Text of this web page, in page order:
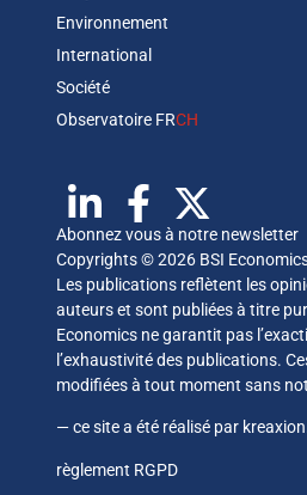
Environnement
International
Société
Observatoire FRCH
Abonnez vous à notre newsletter
Copyrights © 2026 BSI
Les publications reflètent les
auteurs et sont publiées à titre
Economics ne garantit pas
l’exhaustivité des publications.
modifiées à tout moment sans
— ce site a été réalisé par
règlement RGPD